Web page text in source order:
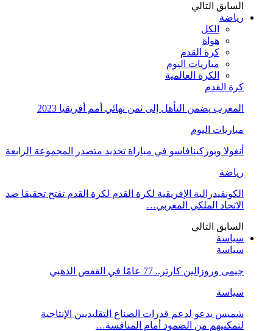
السابق التالي
رياضة
الكل
هواة
كرة القدم
مباريات اليوم
الكرة العالمية
كرة القدم
المغرب يضمن التأهل إلى ثمن نهائي أمم أفريقيا 2023
مباريات اليوم
أنغولا وبوركينافاسو في مباراة تحديد متصدر المجموعة الرابعة
رياضة
الكونفيدرالية الإفريقية لكرة القدم لكرة القدم تفتح تحقيقا ضد
الاتحاد الملكي المغربي…
السابق التالي
سياسة
سياسة
جيمى وروزالين كارتر.. 77 عامًا في القفص الذهبي
سياسة
شميس يدعو لدعم قدرات الصناع التقليديين الإنتاجية
لتمكنيهم من الصمود أمام المنافسة…